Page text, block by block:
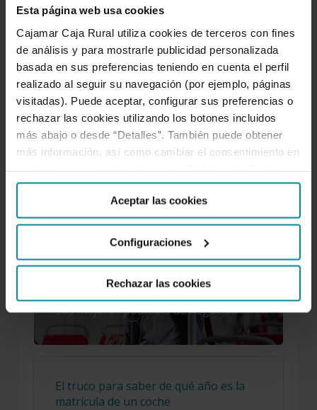
Esta página web usa cookies
Cajamar Caja Rural utiliza cookies de terceros con fines
de análisis y para mostrarle publicidad personalizada
basada en sus preferencias teniendo en cuenta el perfil
realizado al seguir su navegación (por ejemplo, páginas
visitadas). Puede aceptar, configurar sus preferencias o
rechazar las cookies utilizando los botones incluidos
más abajo o desde “Detalles”. También puede obtener
más información, así como cambiar el consentimiento en
Aceptar las cookies
Configuraciones
Rechazar las cookies
creamos espacios de intercambio como este. Aquí el
ADN cooperativo.
SÍGUENOS
Facebook
Twitter
Instagram
LinkedIn
YouTube
Los mejores podcasts de negocios
El truco para saber de qué año es la
matrícula de un coche